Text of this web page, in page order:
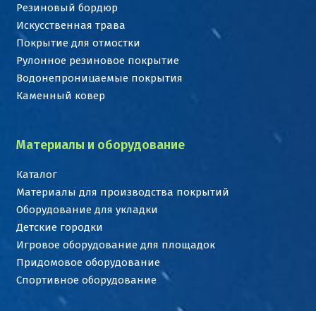
Резиновый бордюр
Искусственная трава
Покрытие для отмостки
Рулонное резиновое покрытие
Водонепроницаемые покрытия
Каменный ковер
Материалы и оборудование
Каталог
Материалы для производства покрытий
Оборудование для укладки
Детские городки
Игровое оборудование для площадок
Придомовое оборудование
Спортивное оборудование